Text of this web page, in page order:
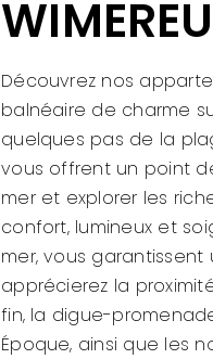
Découvrez nos
balnéaire de charme
quelques pas de la
vous offrent un point
mer et explorer les
confort, lumineux et
mer, vous
apprécierez la
fin, la digue-
Époque, ainsi que les